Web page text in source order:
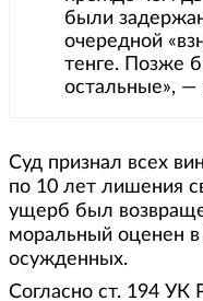
были
очередной
тенге. Позже
остальные», —
Суд признал всех
по 10 лет лишения
ущерб был
моральный оценен в
осужденных.
Согласно ст. 194 УК